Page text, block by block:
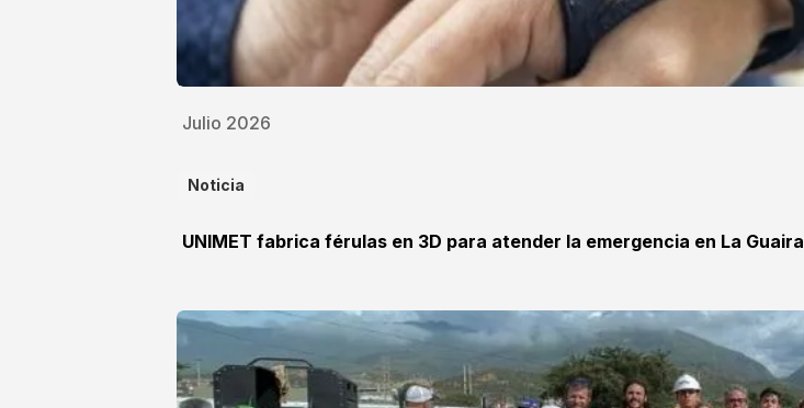
Julio 2026
Noticia
UNIMET fabrica férulas en 3D para atender la emergencia en La Guaira